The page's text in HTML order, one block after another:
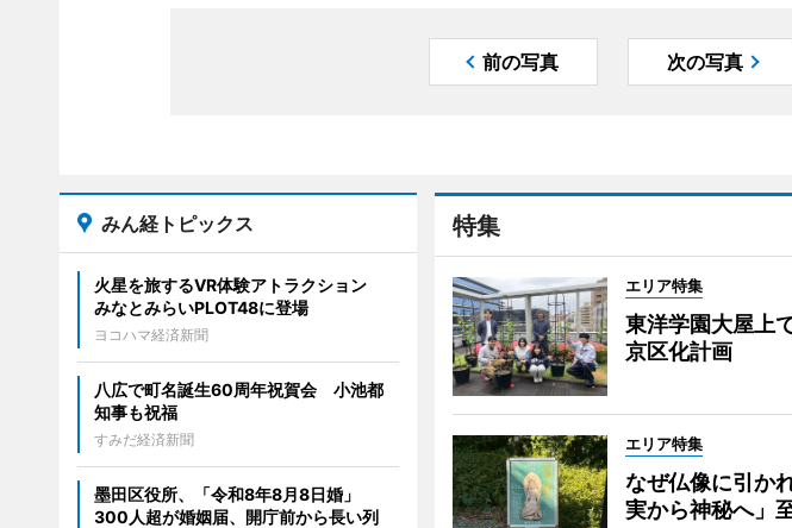
前の写真 次の写真
特集
エリア特集
東洋学園大屋上
京区化計画
エリア特集
なぜ仏像に引か
実から神秘へ」
みん経トピックス
火星を旅するVR体験アトラクション
みなとみらいPLOT48に登場
ヨコハマ経済新聞
八広で町名誕生60周年祝賀会 小池都
知事も祝福
すみだ経済新聞
墨田区役所、「令和8年8月8日婚」
300人超が婚姻届、開庁前から長い列